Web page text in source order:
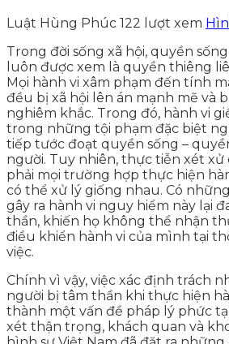
Luật Hùng Phúc 122 lượt xem
Trong đời sống xã hội, quyền
luôn được xem là quyền thiêng
Mọi hành vi xâm phạm đến tính
đều bị xã hội lên án mạnh mẽ và
nghiêm khắc. Trong đó, hành vi
trong những tội phạm đặc biệt
tiếp tước đoạt quyền sống –
người. Tuy nhiên, thực tiễn xét
phải mọi trường hợp thực hiện
có thể xử lý giống nhau. Có
gây ra hành vi nguy hiểm này lại
thần, khiến họ không thể nhận
điều khiển hành vi của mình tại
việc.
Chính vì vậy, việc xác định trách
người bị tâm thần khi thực hiện
thành một vấn đề pháp lý phức
xét thận trọng, khách quan và